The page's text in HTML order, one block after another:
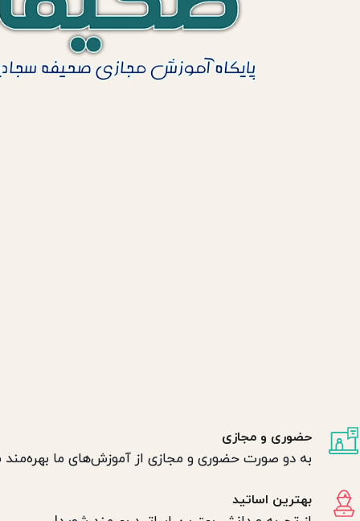
حضوری و مجازی
به دو صورت حضوری و مجازی از آموزش‌های ما بهره‌مند
بهترین اساتید